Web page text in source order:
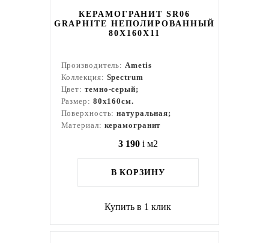
КЕРАМОГРАНИТ SR06
GRAPHITE НЕПОЛИРОВАННЫЙ
80X160Х11
Производитель:Ametis
Коллекция: Spectrum
Цвет: темно-серый;
Размер: 80x160см.
Поверхность:натуральная;
Материал: керамогранит
3 190 i м2
В КОРЗИНУ
Купить в 1 клик